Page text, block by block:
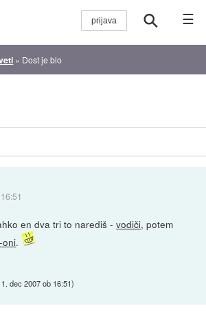
☰
» Dost je blo
en dva tri to narediš -vodiči, potem
oni.
dec 2007 ob 16:51)